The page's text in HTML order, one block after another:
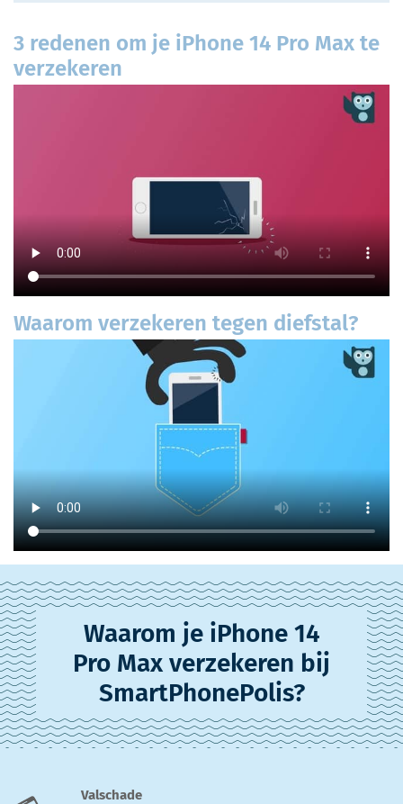
3 redenen om je iPhone 14 Pro Max te
verzekeren
Waarom verzekeren tegen diefstal?
Waarom je iPhone 14
Pro Max verzekeren bij
SmartPhonePolis?
Valschade